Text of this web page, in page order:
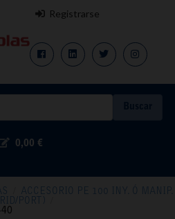
Registrarse
0,00 €
ACCESORIO PE 100 INY. Ó MANIP.
PORT)